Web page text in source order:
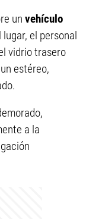
un vehículo
lugar, el personal
vidrio trasero
estéreo,
a la